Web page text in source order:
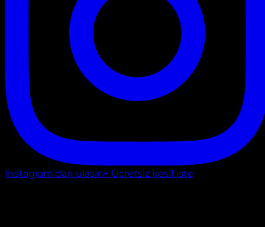
Instagram'dan ulaşın+ Ücretsiz keşif iste